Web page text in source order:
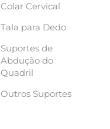
Colar Cervical
Tala para Dedo
Suportes de
Abdução do
Quadril
Outros Suportes